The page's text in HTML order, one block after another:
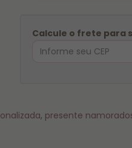
Calcule o frete para
, presente